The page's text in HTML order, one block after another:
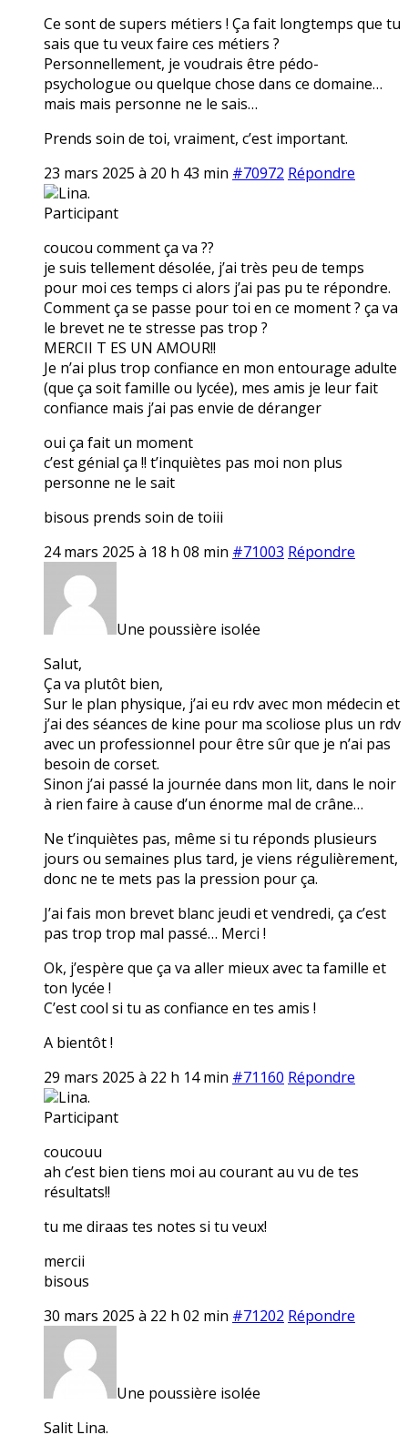
Ce sont de supers métiers ! Ça fait longtemps que tu
sais que tu veux faire ces métiers ?
Personnellement, je voudrais être pédo-
psychologue ou quelque chose dans ce domaine…
mais mais personne ne le sais…
Prends soin de toi, vraiment, c’est important.
23 mars 2025 à 20 h 43 min #70972 Répondre
Lina.
Participant
coucou comment ça va ??
je suis tellement désolée, j’ai très peu de temps
pour moi ces temps ci alors j’ai pas pu te répondre.
Comment ça se passe pour toi en ce moment ? ça va
le brevet ne te stresse pas trop ?
MERCII T ES UN AMOUR!!
Je n’ai plus trop confiance en mon entourage adulte
(que ça soit famille ou lycée), mes amis je leur fait
confiance mais j’ai pas envie de déranger
oui ça fait un moment
c’est génial ça !! t’inquiètes pas moi non plus
personne ne le sait
bisous prends soin de toiii
24 mars 2025 à 18 h 08 min #71003 Répondre
Une poussière isolée
Salut,
Ça va plutôt bien,
Sur le plan physique, j’ai eu rdv avec mon médecin et
j’ai des séances de kine pour ma scoliose plus un rdv
avec un professionnel pour être sûr que je n’ai pas
besoin de corset.
Sinon j’ai passé la journée dans mon lit, dans le noir
à rien faire à cause d’un énorme mal de crâne…
Ne t’inquiètes pas, même si tu réponds plusieurs
jours ou semaines plus tard, je viens régulièrement,
donc ne te mets pas la pression pour ça.
J’ai fais mon brevet blanc jeudi et vendredi, ça c’est
pas trop trop mal passé… Merci !
Ok, j’espère que ça va aller mieux avec ta famille et
ton lycée !
C’est cool si tu as confiance en tes amis !
A bientôt !
29 mars 2025 à 22 h 14 min #71160 Répondre
Lina.
Participant
coucouu
ah c’est bien tiens moi au courant au vu de tes
résultats!!
tu me diraas tes notes si tu veux!
mercii
bisous
30 mars 2025 à 22 h 02 min #71202 Répondre
Une poussière isolée
Salit Lina.